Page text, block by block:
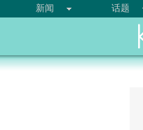
新闻 话题